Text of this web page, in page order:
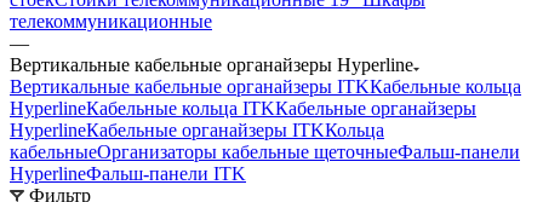
телекоммуникационные
—
Вертикальные кабельные органайзеры Hyperline
Вертикальные кабельные органайзеры ITKКабельные кольца
HyperlineКабельные кольца ITKКабельные органайзеры
HyperlineКабельные органайзеры ITKКольца
кабельныеОрганизаторы кабельные щеточныеФальш-панели
HyperlineФальш-панели ITK
Фильтр